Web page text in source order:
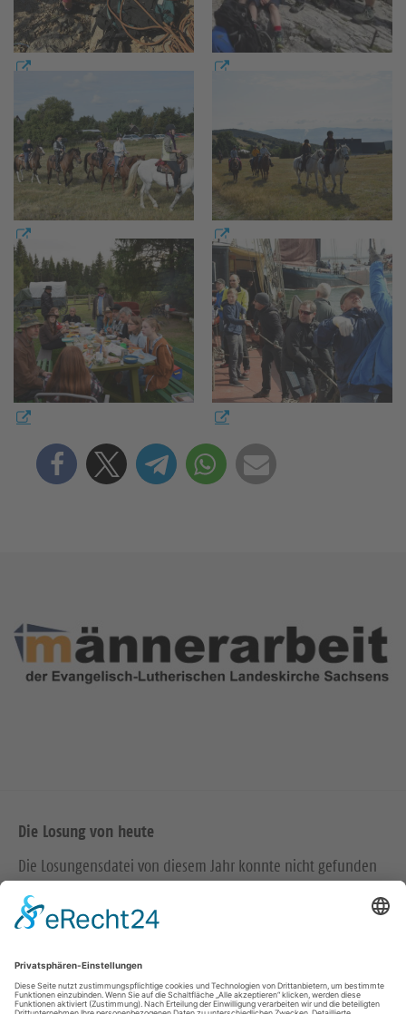
Die Losung von heute
Die Losungensdatei von diesem Jahr konnte nicht gefunden
werden. Wie das Problem gelöst werden kann, können Sie
hiernachlesen.
Wir in den sozialen Medien